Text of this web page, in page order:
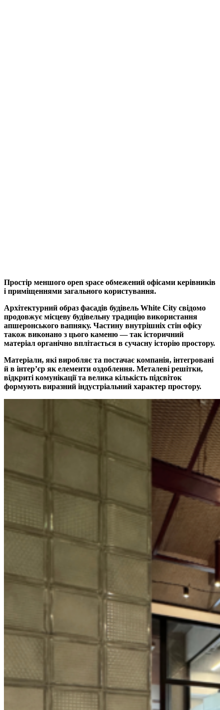
Простір меншого open space обмежений офісами керівників
і приміщеннями загального користування.
Архітектурний образ фасадів будівель White City свідомо
продовжує місцеву будівельну традицію використання
апшеронського вапняку. Частину внутрішніх стін офісу
також виконано з цього каменю — так історичний
матеріал органічно вплітається в сучасну історію простору.
Матеріали, які виробляє та постачає компанія, інтегровані
й в інтер’єр як елементи оздоблення. Металеві решітки,
відкриті комунікації та велика кількість підсвіток
формують виразний індустріальний характер простору.